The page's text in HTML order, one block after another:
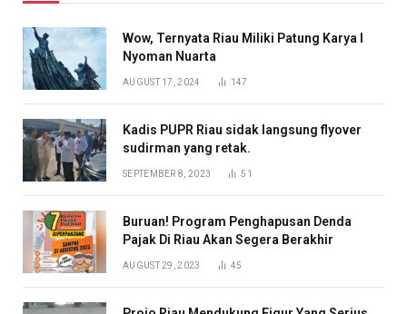
Wow, Ternyata Riau Miliki Patung Karya I
Nyoman Nuarta
AUGUST 17, 2024 147
Kadis PUPR Riau sidak langsung flyover
sudirman yang retak.
SEPTEMBER 8, 2023 51
Buruan! Program Penghapusan Denda
Pajak Di Riau Akan Segera Berakhir
AUGUST 29, 2023 45